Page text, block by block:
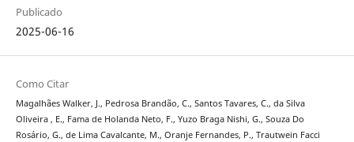
Publicado
2025-06-16
Como Citar
Magalhães Walker, J., Pedrosa Brandão, C., Santos Tavares, C., da Silva
Oliveira , E., Fama de Holanda Neto, F., Yuzo Braga Nishi, G., Souza Do
Rosário, G., de Lima Cavalcante, M., Oranje Fernandes, P., Trautwein Facci